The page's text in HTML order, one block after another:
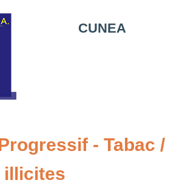
CUNEA
- Tabac /
illicites